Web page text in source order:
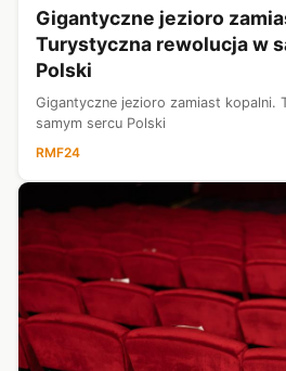
Gigantyczne jezioro
Turystyczna rewolucja w
Polski
Gigantyczne jezioro zamiast kopalni.
samym sercu Polski
RMF24